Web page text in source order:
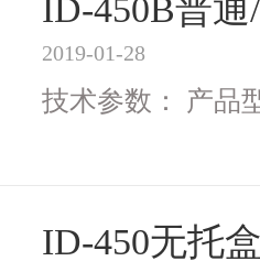
ID-450B普
2019-01-28
技术参数： 产品
ID-450无托